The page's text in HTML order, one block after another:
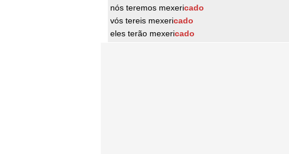
nós teremos mexericado
vós tereis mexericado
eles terão mexericado